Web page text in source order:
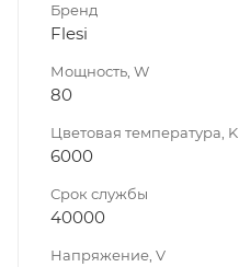
Бренд
Flesi
Мощность, W
80
Цветовая температура, K
6000
Срок службы
40000
Напряжение, V